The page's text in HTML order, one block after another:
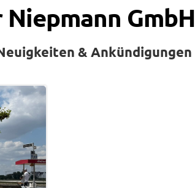
GmbH
& Ankündigungen